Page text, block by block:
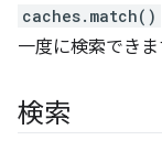
caches.match()
一度に検索できま
検索